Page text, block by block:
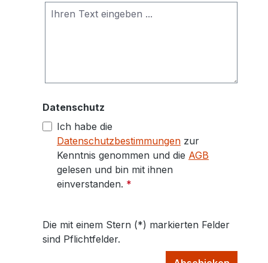
Datenschutz
Ich habe die
Datenschutzbestimmungen zur
Kenntnis genommen und die AGB
gelesen und bin mit ihnen
einverstanden. *
Die mit einem Stern (*) markierten Felder
sind Pflichtfelder.